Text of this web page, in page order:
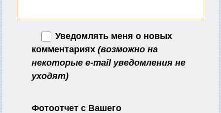
Уведомлять меня о новых
комментариях (возможно на
некоторые e-mail уведомления не
уходят)
Фотоотчет с Вашего